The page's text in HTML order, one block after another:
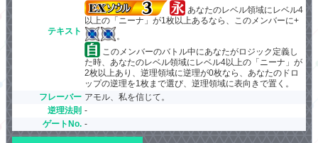
テキスト
あなたのレベル領域にレベル4
以上の「ニーナ」が1枚以上あるなら、このメンバーに+
。
このメンバーのバトル中にあなたがロジック定義し
た時、あなたのレベル領域にレベル4以上の「ニーナ」が
2枚以上あり、逆理領域に逆理が0枚なら、あなたのドロ
ップの逆理を1枚まで選び、逆理領域に表向きで置く。
フレーバー アモル、私を信じて。
逆理法則 -
ゲートNo. -